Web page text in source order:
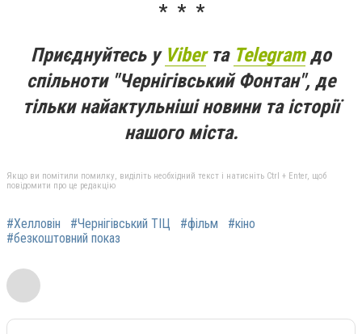
* * *
Приєднуйтесь у Viberта Telegramдо
спільноти "Чернігівський Фонтан", де
тільки найактульніші новини та історії
нашого міста.
Якщо ви помітили помилку, виділіть необхідний текст і натисніть Ctrl + Enter, щоб
повідомити про це редакцію
#Хелловін #Чернігівський ТІЦ #фільм
#кіно
#безкоштовний показ